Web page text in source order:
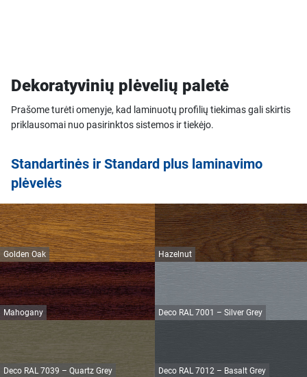
Dekoratyvinių plėvelių paletė
Prašome turėti omenyje, kad laminuotų profilių tiekimas gali skirtis
priklausomai nuo pasirinktos sistemos ir tiekėjo.
Standartinės ir Standard plus laminavimo
plėvelės
Golden Oak Hazelnut
Mahogany Deco RAL 7001 – Silver Grey
Deco RAL 7039 – Quartz Grey Deco RAL 7012 – Basalt Grey